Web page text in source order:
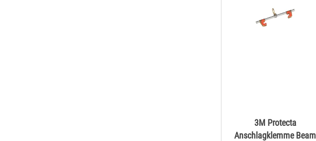
3M Protecta
Anschlagklemme Beam